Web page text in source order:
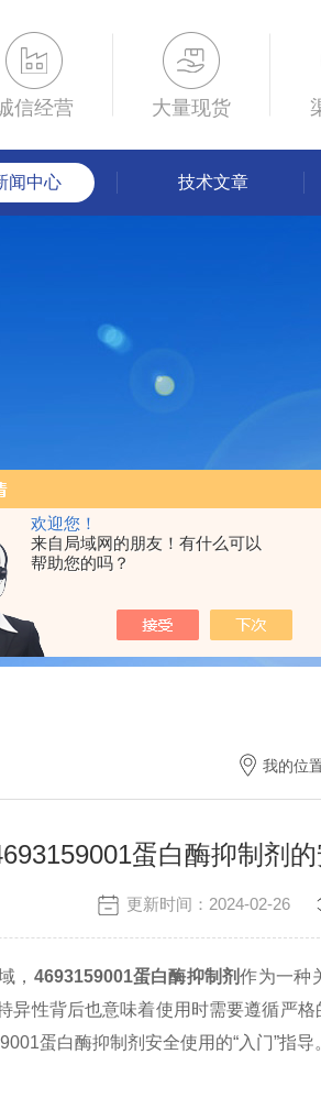
欢迎您！
来自局域网的朋友！有什么可以
帮助您的吗？
信经营 大量现货
闻中心 技术文章
我的位
蛋白酶抑制剂
更新时间：2024-02-26
， 4693159001蛋白酶抑制剂作为一种
异性背后也意味着使用时需要遵循严
蛋白酶抑制剂安全使用的“入门”指导